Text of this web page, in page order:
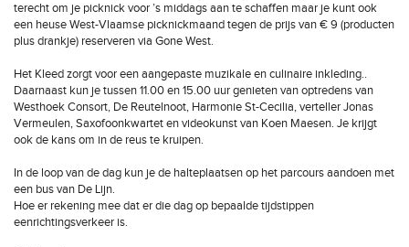
terecht om je picknick voor ’s middags aan te schaffen maar je kunt ook
een heuse West-Vlaamse picknickmaand tegen de prijs van € 9 (producten
plus drankje) reserveren via Gone West.
Het Kleed zorgt voor een aangepaste muzikale en culinaire inkleding..
Daarnaast kun je tussen 11.00 en 15.00 uur genieten van optredens van
Westhoek Consort, De Reutelnoot, Harmonie St-Cecilia, verteller Jonas
Vermeulen, Saxofoonkwartet en videokunst van Koen Maesen. Je krijgt
ook de kans om in de reus te kruipen.
In de loop van de dag kun je de halteplaatsen op het parcours aandoen met
een bus van De Lijn.
Hoe er rekening mee dat er die dag op bepaalde tijdstippen
eenrichtingsverkeer is.